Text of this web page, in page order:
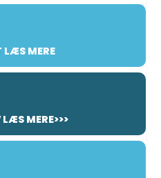
LÆS MERE
MERE>>>